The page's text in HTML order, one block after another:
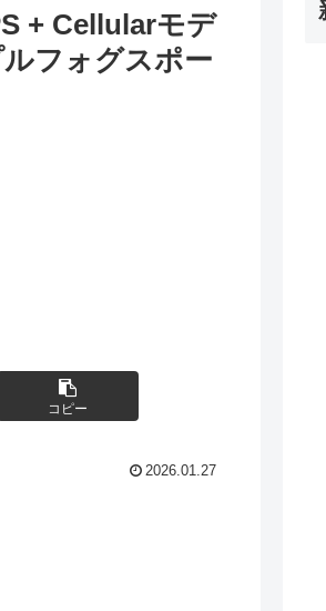
+ Cellularモデ
フォグスポー
コピー
2026.01.27